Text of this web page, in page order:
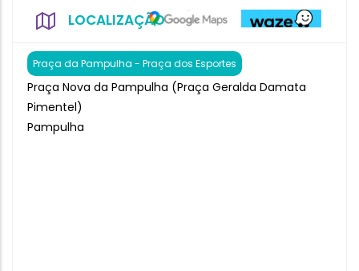
LOCALIZAÇÃO
Praça da Pampulha - Praça dos Esportes
Praça Nova da Pampulha (Praça Geralda Damata
Pimentel)
Pampulha